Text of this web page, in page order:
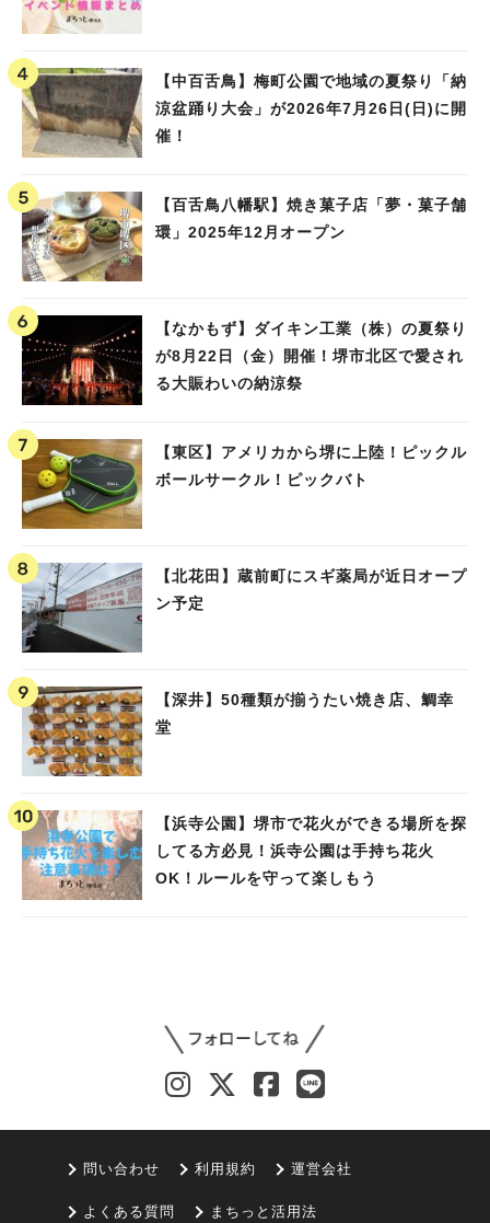
【中百舌鳥】梅町公園で地域の夏祭り「納
涼盆踊り大会」が2026年7月26日(日)に開
催！
【百舌鳥八幡駅】焼き菓子店「夢・菓子舗
環」2025年12月オープン
【なかもず】ダイキン工業（株）の夏祭り
が8月22日（金）開催！堺市北区で愛され
る大賑わいの納涼祭
【東区】アメリカから堺に上陸！ピックル
ボールサークル！ピックバト
【北花田】蔵前町にスギ薬局が近日オープ
ン予定
【深井】50種類が揃うたい焼き店、鯛幸
堂
【浜寺公園】堺市で花火ができる場所を探
してる方必見！浜寺公園は手持ち花火
OK！ルールを守って楽しもう
問い合わせ 利用規約 運営会社
よくある質問 まちっと活用法